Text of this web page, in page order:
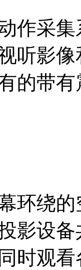
作采
听影
的带
环绕
影设
时观